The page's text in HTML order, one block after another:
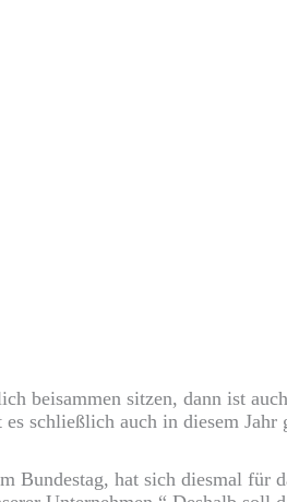
beisammen sitzen, dann ist
schließlich auch in diesem Jahr
hat sich diesmal für